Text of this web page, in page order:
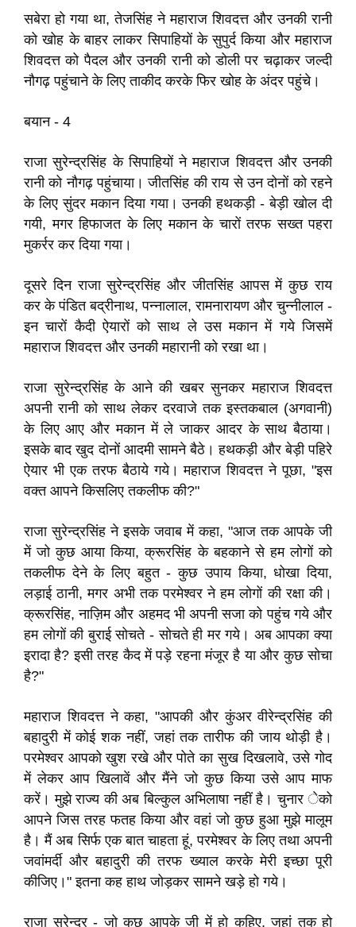
सबेरा हो गया था, तेजसिंह ने महाराज शिवदत्त और उनकी रानी
को खोह के बाहर लाकर सिपाहियों के सुपुर्द किया और महाराज
शिवदत्त को पैदल और उनकी रानी को डोली पर चढ़ाकर जल्दी
नौगढ़ पहुंचाने के लिए ताकीद करके फिर खोह के अंदर पहुंचे।
बयान - 4
राजा सुरेन्द्रसिंह के सिपाहियों ने महाराज शिवदत्त और उनकी
रानी को नौगढ़ पहुंचाया। जीतसिंह की राय से उन दोनों को रहने
के लिए सुंदर मकान दिया गया। उनकी हथकड़ी - बेड़ी खोल दी
गयी, मगर हिफाजत के लिए मकान के चारों तरफ सख्त पहरा
मुकर्रर कर दिया गया।
दूसरे दिन राजा सुरेन्द्रसिंह और जीतसिंह आपस में कुछ राय
कर के पंडित बद्रीनाथ, पन्नालाल, रामनारायण और चुन्नीलाल -
इन चारों कैदी ऐयारों को साथ ले उस मकान में गये जिसमें
महाराज शिवदत्त और उनकी महारानी को रखा था।
राजा सुरेन्द्रसिंह के आने की खबर सुनकर महाराज शिवदत्त
अपनी रानी को साथ लेकर दरवाजे तक इस्तकबाल (अगवानी)
के लिए आए और मकान में ले जाकर आदर के साथ बैठाया।
इसके बाद खुद दोनों आदमी सामने बैठे। हथकड़ी और बेड़ी पहिरे
ऐयार भी एक तरफ बैठाये गये। महाराज शिवदत्त ने पूछा, "इस
वक्त आपने किसलिए तकलीफ की?"
राजा सुरेन्द्रसिंह ने इसके जवाब में कहा, "आज तक आपके जी
में जो कुछ आया किया, क्रूरसिंह के बहकाने से हम लोगों को
तकलीफ देने के लिए बहुत - कुछ उपाय किया, धोखा दिया,
लड़ाई ठानी, मगर अभी तक परमेश्वर ने हम लोगों की रक्षा की।
क्रूरसिंह, नाज़िम और अहमद भी अपनी सजा को पहुंच गये और
हम लोगों की बुराई सोचते - सोचते ही मर गये। अब आपका क्या
इरादा है? इसी तरह कैद में पड़े रहना मंजूर है या और कुछ सोचा
है?"
महाराज शिवदत्त ने कहा, "आपकी और कुंअर वीरेन्द्रसिंह की
बहादुरी में कोई शक नहीं, जहां तक तारीफ की जाय थोड़ी है।
परमेश्वर आपको खुश रखे और पोते का सुख दिखलावे, उसे गोद
में लेकर आप खिलावें और मैंने जो कुछ किया उसे आप माफ
करें। मुझे राज्य की अब बिल्कुल अभिलाषा नहीं है। चुनार ेको
आपने जिस तरह फतह किया और वहां जो कुछ हुआ मुझे मालूम
है। मैं अब सिर्फ एक बात चाहता हूं, परमेश्वर के लिए तथा अपनी
जवांमर्दी और बहादुरी की तरफ ख्याल करके मेरी इच्छा पूरी
कीजिए।" इतना कह हाथ जोड़कर सामने खड़े हो गये।
राजा सुरेन्द्र - जो कुछ आपके जी में हो कहिए, जहां तक हो